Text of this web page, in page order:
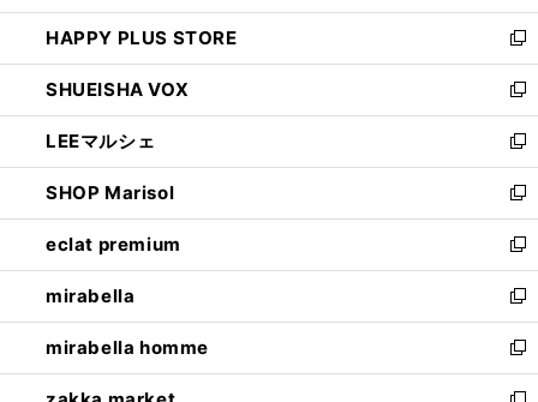
ン
ド
ウ
で
開
く
ウ
ィ
ン
ド
ウ
で
開
く
し
い
ウ
ィ
ン
ド
ウ
で
開
く
HAPPY PLUS STORE
新
し
い
ウ
ィ
ン
ド
ウ
で
開
く
SHUEISHA VOX
新
し
い
ウ
ィ
ン
ド
ウ
で
開
く
LEEマルシェ
新
し
い
ウ
ィ
ン
ド
ウ
で
開
SHOP Marisol
新
し
い
ウ
ィ
ン
ド
ウ
eclat premium
新
し
い
ウ
ィ
ン
mirabella
新
し
い
ウ
mirabella homme
新
し